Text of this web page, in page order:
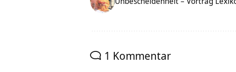
1 Kommentar